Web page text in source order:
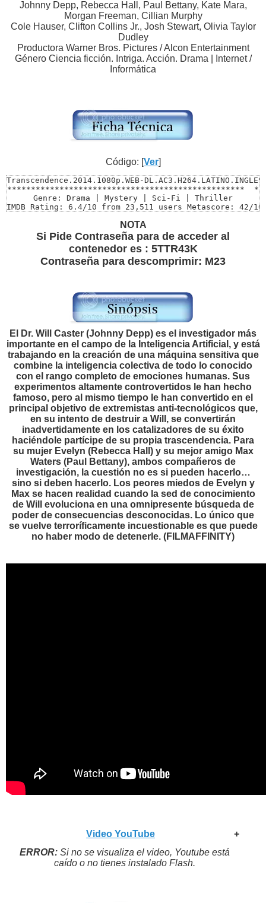
Johnny Depp, Rebecca Hall, Paul Bettany, Kate Mara,
Morgan Freeman, Cillian Murphy
Cole Hauser, Clifton Collins Jr., Josh Stewart, Olivia Taylor
Dudley
Productora Warner Bros. Pictures / Alcon Entertainment
Género Ciencia ficción. Intriga. Acción. Drama | Internet /
Informática
Código: [Ver]
Transcendence.2014.1080p.WEB-
**************************************************  *
Genre: Drama | Mystery | Sci-Fi | Thriller
IMDB Rating: 6.4/10 from 23,511 users Metascore: 42/
Starring: Johnny Depp, Rebecca Hall, Morgan Freeman
Runtime: 1h 59mn
Size: 3.79 GB
Video: MKV | 1914 x 792 | 3708 Kbps
**************************************************
Audio 1.............: Español Latino 5.1 | AC3 | 384
Audio 2.............: English | AC3 | 384 Kbps
**************************************************
*****************SUBTITULOS*********************** ***
SUBTITULO 1 : INCORPORADOS AL VIDEO ESPAÑOL LATINO
SUBTITULO 2 : ESPAÑOL LATINO
*CREDIT SUBTITULOS ORALDO*
NOTA
Si Pide Contraseña para de acceder al
contenedor es : 5TTR43K
Contraseña para descomprimir: M23
El Dr. Will Caster (Johnny Depp) es el investigador más
importante en el campo de la Inteligencia Artificial, y está
trabajando en la creación de una máquina sensitiva que
combine la inteligencia colectiva de todo lo conocido
con el rango completo de emociones humanas. Sus
experimentos altamente controvertidos le han hecho
famoso, pero al mismo tiempo le han convertido en el
principal objetivo de extremistas anti-tecnológicos que,
en su intento de destruir a Will, se convertirán
inadvertidamente en los catalizadores de su éxito
haciéndole partícipe de su propia trascendencia. Para
su mujer Evelyn (Rebecca Hall) y su mejor amigo Max
Waters (Paul Bettany), ambos compañeros de
investigación, la cuestión no es si pueden hacerlo…
sino si deben hacerlo. Los peores miedos de Evelyn y
Max se hacen realidad cuando la sed de conocimiento
de Will evoluciona en una omnipresente búsqueda de
poder de consecuencias desconocidas. Lo único que
se vuelve terroríficamente incuestionable es que puede
no haber modo de detenerle. (FILMAFFINITY)
+
Video YouTube
ERROR:Si no se visualiza el video, Youtube está
caído o no tienes instalado Flash.